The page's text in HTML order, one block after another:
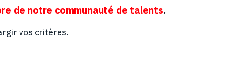
de notre communauté de talents.
vos critères.